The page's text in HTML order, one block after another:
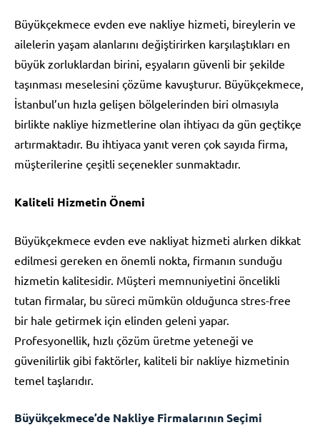
Büyükçekmece evden eve nakliye hizmeti, bireylerin ve
ailelerin yaşam alanlarını değiştirirken karşılaştıkları en
büyük zorluklardan birini, eşyaların güvenli bir şekilde
taşınması meselesini çözüme kavuşturur. Büyükçekmece,
İstanbul’un hızla gelişen bölgelerinden biri olmasıyla
birlikte nakliye hizmetlerine olan ihtiyacı da gün geçtikçe
artırmaktadır. Bu ihtiyaca yanıt veren çok sayıda firma,
müşterilerine çeşitli seçenekler sunmaktadır.
Kaliteli Hizmetin Önemi
Büyükçekmece evden eve nakliyat hizmeti alırken dikkat
edilmesi gereken en önemli nokta, firmanın sunduğu
hizmetin kalitesidir. Müşteri memnuniyetini öncelikli
tutan firmalar, bu süreci mümkün olduğunca stres-free
bir hale getirmek için elinden geleni yapar.
Profesyonellik, hızlı çözüm üretme yeteneği ve
güvenilirlik gibi faktörler, kaliteli bir nakliye hizmetinin
temel taşlarıdır.
Büyükçekmece’de Nakliye Firmalarının Seçimi